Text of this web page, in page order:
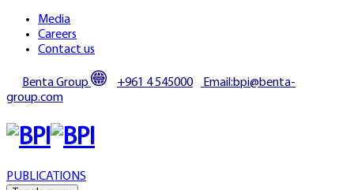
Media
Careers
Contact us
Benta Group +961 4 545000
Email:bpi@benta-
group.com
PUBLICATIONS